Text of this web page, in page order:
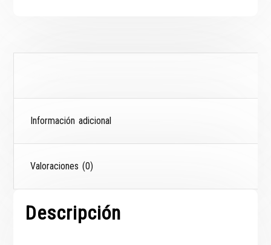
Información adicional
Valoraciones (0)
Descripción